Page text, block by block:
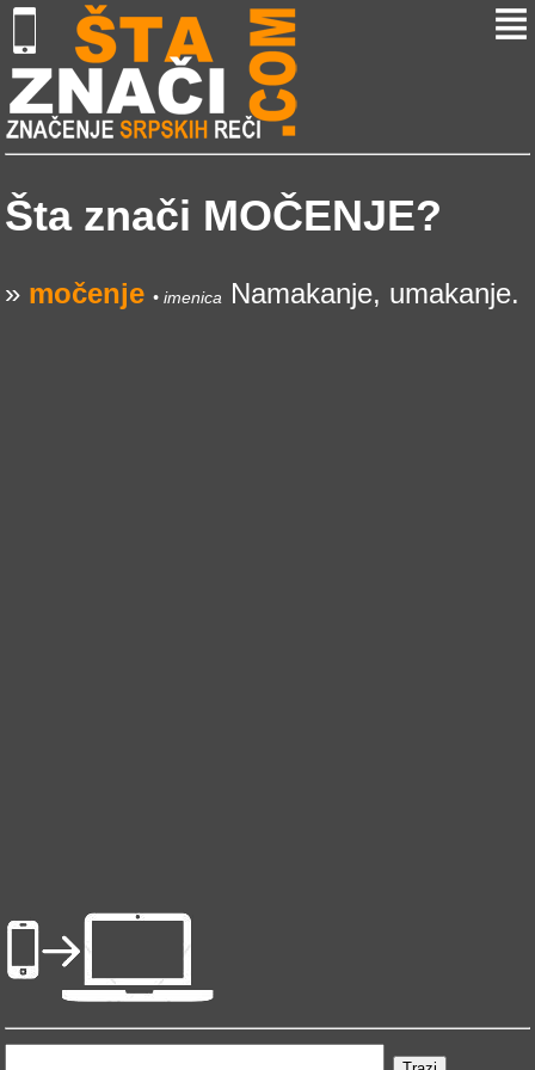
Šta znači MOČENJE?
» močenje • imenica Namakanje, umakanje.